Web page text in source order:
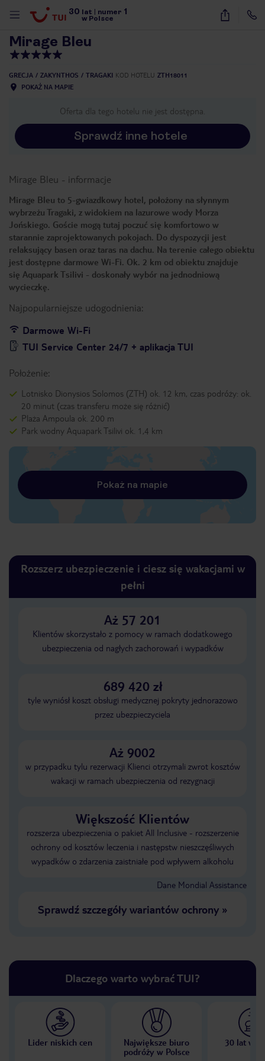
30 lat numer 1
w Polsce
19
Mirage Bleu
GRECJA ZAKYNTHOS TRAGAKI KOD HOTELU ZTH18011
POKAŻ NA MAPIE
Oferta dla tego hotelu nie jest dostępna.
Sprawdź inne hotele
Mirage Bleu - informacje
Mirage Bleu to 5-gwiazdkowy hotel, położony na słynnym
wybrzeżu Tragaki, z widokiem na lazurowe wody Morza
Jońskiego. Goście mogą tutaj poczuć się komfortowo w
starannie zaprojektowanych pokojach. Do dyspozycji jest
relaksujący basen oraz taras na dachu. Na terenie całego obiektu
jest dostępne darmowe Wi-Fi. Ok. 2 km od obiektu znajduje
się Aquapark Tsilivi - doskonały wybór na jednodniową
wycieczkę.
Najpopularniejsze udogodnienia:
Darmowe Wi-Fi
TUI Service Center 24/7 + aplikacja TUI
Położenie:
Lotnisko Dionysios Solomos (ZTH) ok. 12 km, czas podróży: ok.
20 minut (czas transferu może się różnić)
Plaża Ampoula ok. 200 m
Park wodny Aquapark Tsilivi ok. 1,4 km
Pokaż na mapie
Rozszerz ubezpieczenie i ciesz się wakacjami w
pełni
Aż 57 201
Klientów skorzystało z pomocy w ramach dodatkowego
ubezpieczenia od nagłych zachorowań i wypadków
689 420 zł
tyle wyniósł koszt obsługi medycznej pokryty jednorazowo
przez ubezpieczyciela
Aż 9002
w przypadku tylu rezerwacji Klienci otrzymali zwrot kosztów
wakacji w ramach ubezpieczenia od rezygnacji
Większość Klientów
rozszerza ubezpieczenia o pakiet All Inclusive - rozszerzenie
ochrony od kosztów leczenia i następstw nieszczęśliwych
wypadków o zdarzenia zaistniałe pod wpływem alkoholu
Dane Mondial Assistance
Sprawdź szczegóły wariantów ochrony»
Dlaczego warto wybrać TUI?
Lider niskich cen
Największe biuro
podróży w Polsce
30 lat w